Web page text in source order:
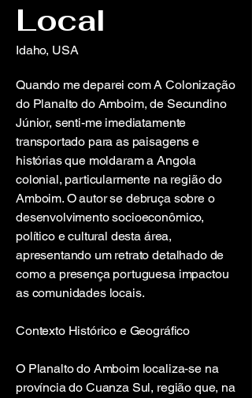
Local
Idaho, USA
Quando me deparei com A Colonização
do Planalto do Amboim, de Secundino
Júnior, senti-me imediatamente
transportado para as paisagens e
histórias que moldaram a Angola
colonial, particularmente na região do
Amboim. O autor se debruça sobre o
desenvolvimento socioeconômico,
político e cultural desta área,
apresentando um retrato detalhado de
como a presença portuguesa impactou
as comunidades locais.
Contexto Histórico e Geográfico
O Planalto do Amboim localiza-se na
província do Cuanza Sul, região que, na